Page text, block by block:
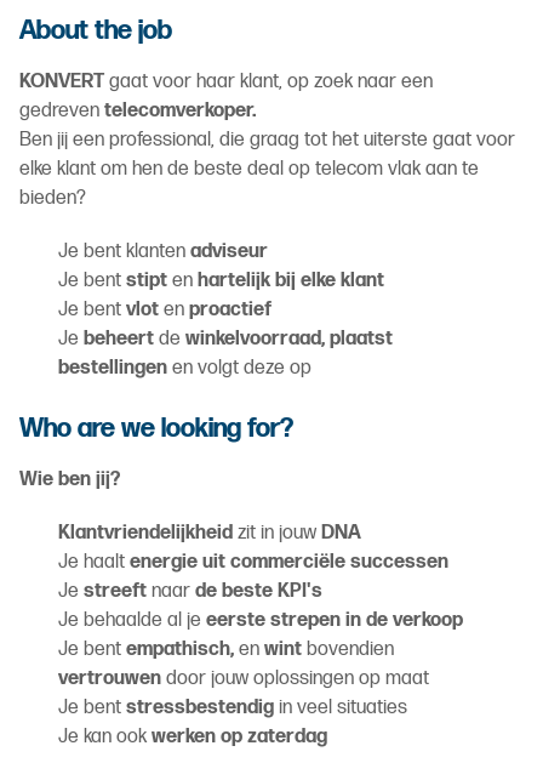
About the job
KONVERT gaat voor haar klant, op zoek naar een
gedreven telecomverkoper.
Ben jij een professional, die graag tot het uiterste gaat voor
elke klant om hen de beste deal op telecom vlak aan te
bieden?
Je bent klanten adviseur
Je bent stipt en hartelijk bij elke klant
Je bent vlot en proactief
Je beheert de winkelvoorraad, plaatst
bestellingen en volgt deze op
Who are we looking for?
Wie ben jij?
Klantvriendelijkheid zit in jouw DNA
Je haalt energie uit commerciële successen
Je streeft naar de beste KPI's
Je behaalde al je eerste strepen in de verkoop
Je bent empathisch, en wint bovendien
vertrouwen door jouw oplossingen op maat
Je bent stressbestendig in veel situaties
Je kan ook werken op zaterdag